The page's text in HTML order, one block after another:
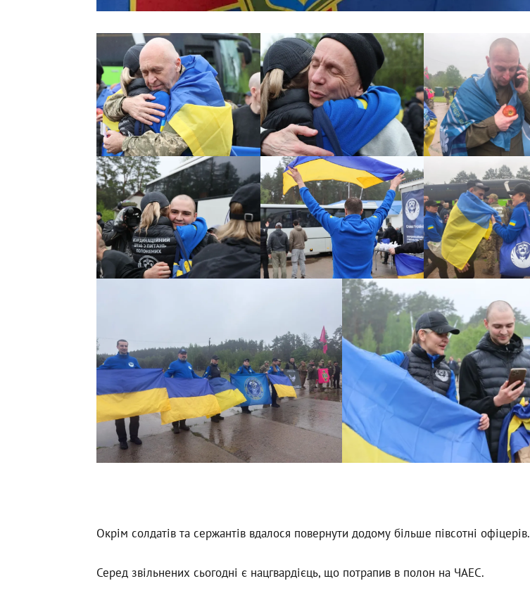
Окрім солдатів та сержантів вдалося повернути додому більше півсотні офіцерів.
Серед звільнених сьогодні є нацгвардієць, що потрапив в полон на ЧАЕС.